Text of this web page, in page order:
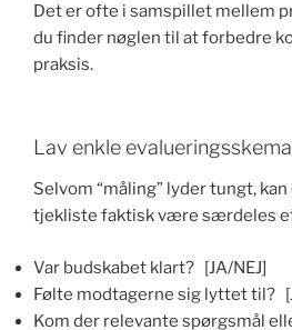
Det er ofte i samspillet mellem
du finder nøglen til at forbedre
praksis.
Lav enkle
Selvom “måling” lyder tungt,
tjekliste faktisk være særdeles
Var budskabet klart? [JA/NEJ]
Følte modtagerne sig lyttet til?
Kom der relevante spørgsmål